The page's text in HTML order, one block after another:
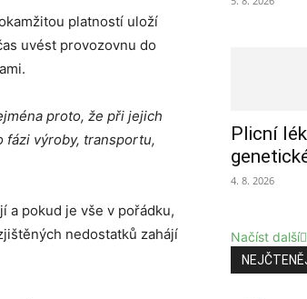
platností uloží
uvést provozovnu do
proto, že při jejich
fázi výroby, transportu,
a pokud je vše v pořádku,
nedostatků zahájí
Plicní
4. 8. 2026
Načíst další